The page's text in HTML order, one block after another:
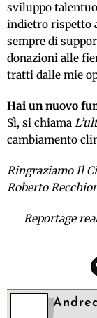
sviluppo
indietro rispetto
sempre di
donazioni alle
tratti dalle mie
Hai un nuovo
Sì, si chiama
cambiamento
Ringraziamo Il
Roberto
Reportage